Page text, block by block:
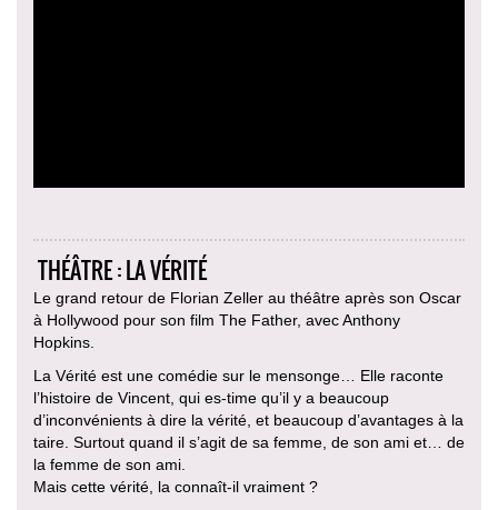
THÉÂTRE : LA VÉRITÉ
Le grand retour de Florian Zeller au théâtre après son Oscar
à Hollywood pour son film The Father, avec Anthony
Hopkins.
La Vérité est une comédie sur le mensonge… Elle raconte
l’histoire de Vincent, qui es-time qu’il y a beaucoup
d’inconvénients à dire la vérité, et beaucoup d’avantages à la
taire. Surtout quand il s’agit de sa femme, de son ami et… de
la femme de son ami.
Mais cette vérité, la connaît-il vraiment ?